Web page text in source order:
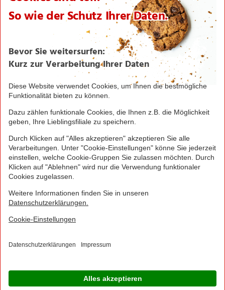
Textilien und Schuhe teilweise nicht in allen Größen
erhältlich.
** Angebot gültig für registrierte Nutzer der NORMA
Plus App. Es gelten die Coupon-Bedingungen in der
NORMA Plus App.
1Bei Aktivierung eines Startpakets ist die Buchung
jedes Smart-Tarifs für die ersten 4 Wochen möglich!
Hierzu muss kein zusätzliches Guthaben aufgeladen
werden.
Deutschland Multibrand GmbH, Landgrabenweg 151,
53227 Bonn, welche auch Ihr Vertragspartner ist.
© 2016 - 2026 NORMA Lebensmittelfilialbetrieb
Stiftung & Co. KG
Sitemap Kontakt
Barrierefreiheitserklärung Compliance
Jetzt Ihre NORMA Filiale auswählen und noch
mehr Angebote entdecken!
Geben Sie über "Meine Filiale" Ihre PLZ ein und sehen Sie alle Angebote aus Ihrer